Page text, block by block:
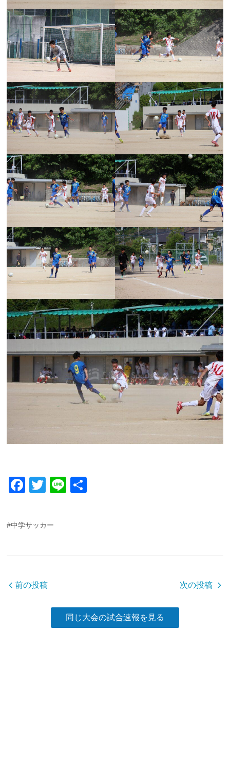
F
c
e
b
o
T
Li
#中学サッカー
前の投稿 次の投稿
同じ大会の試合速報を見る